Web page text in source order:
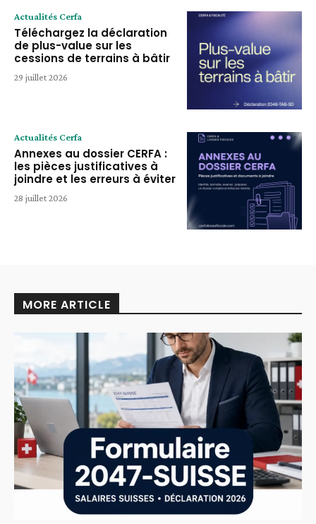
Actualités Cerfa
Téléchargez la déclaration
de plus-value sur les
cessions de terrains à bâtir
29 juillet 2026
Actualités Cerfa
Annexes au dossier CERFA :
les pièces justificatives à
joindre et les erreurs à éviter
28 juillet 2026
MORE ARTICLE